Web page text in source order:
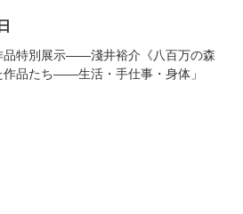
品特別展示――淺井裕介《八百万の森
品たち――生活・手仕事・身体」